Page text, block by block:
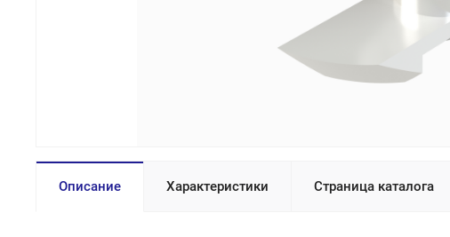
Описание Характеристики Страница каталога